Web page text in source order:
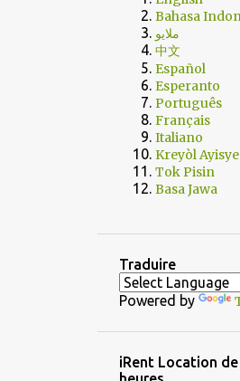
Bahasa
ملايو
中文
Español
Esperanto
Português
Français
Italiano
Kreyòl
Tok Pisin
Basa Jawa
Traduire
Powered by
iRent Location